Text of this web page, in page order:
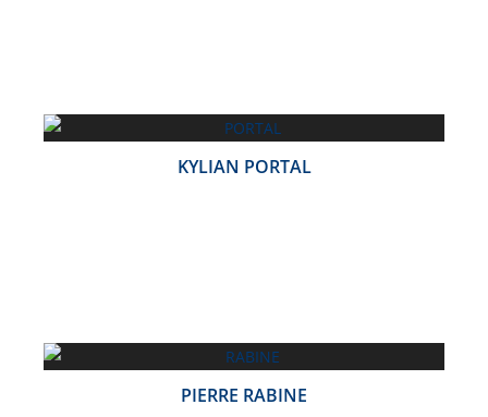
KYLIAN PORTAL
PIERRE RABINE